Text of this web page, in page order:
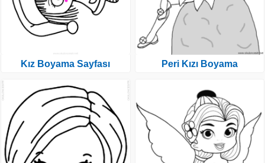
Kız Boyama Sayfası Peri Kızı Boyama